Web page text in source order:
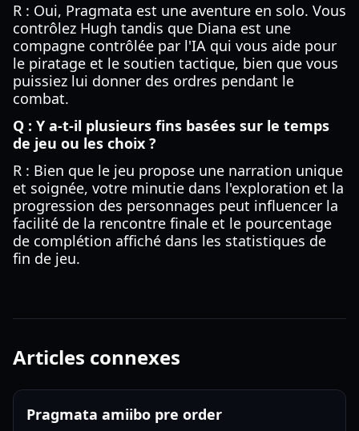
R : Oui, Pragmata est une aventure en solo. Vous
contrôlez Hugh tandis que Diana est une
compagne contrôlée par l'IA qui vous aide pour
le piratage et le soutien tactique, bien que vous
puissiez lui donner des ordres pendant le
combat.
Q : Y a-t-il plusieurs fins basées sur le temps
de jeu ou les choix ?
R : Bien que le jeu propose une narration unique
et soignée, votre minutie dans l'exploration et la
progression des personnages peut influencer la
facilité de la rencontre finale et le pourcentage
de complétion affiché dans les statistiques de
fin de jeu.
Articles connexes
Pragmata amiibo pre order